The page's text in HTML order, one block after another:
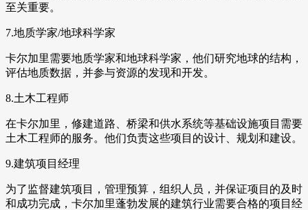
至关重要。
7.地质学家/地球科学家
卡尔加里需要地质学家和地球科学家，他们研究地球的结构，
评估地质数据，并参与资源的发现和开发。
8.土木工程师
在卡尔加里，修建道路、桥梁和供水系统等基础设施项目需要
土木工程师的服务。他们负责这些项目的设计、规划和建设。
9.建筑项目经理
为了监督建筑项目，管理预算，组织人员，并保证项目的及时
和成功完成，卡尔加里蓬勃发展的建筑行业需要合格的项目经